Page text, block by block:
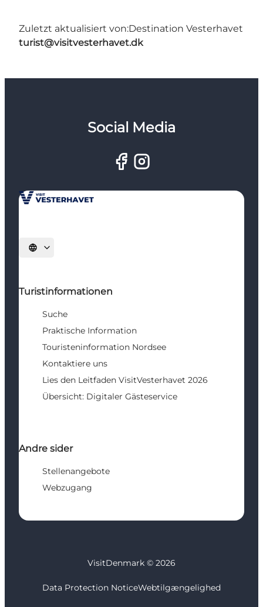
Zuletzt aktualisiert von:Destination Vesterhavet
turist@visitvesterhavet.dk
Social Media
Sprache auswählen
Turistinformationen
Suche
Praktische Information
Touristeninformation Nordsee
Kontaktiere uns
Lies den Leitfaden VisitVesterhavet 2026
Übersicht: Digitaler Gästeservice
Andre sider
Stellenangebote
Webzugang
VisitDenmark © 2026
Data Protection NoticeWebtilgængelighed